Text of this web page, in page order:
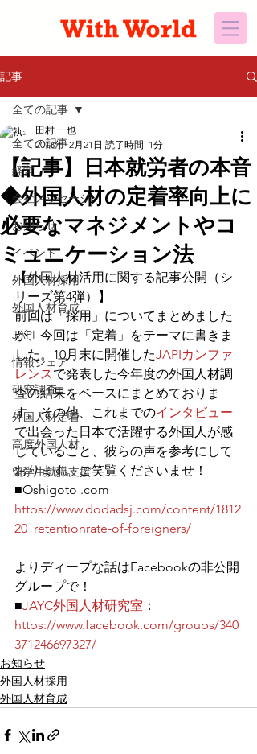
記事
全ての記事
経営
会社メッセージ
お知らせ
イベント
外国人材採用
外国人材育成
JAPI
情報シェア
研究調査
外国人材定着
高度外国人材
留学生就職支援
全ての記事
【記事】日本就労者の本音
◆外国人材の定着率向上に
必要なマネジメントやコ
ミュニケーション法
田村 一也
2018年12月21日 読了時間: 1分
【外国人材活用に関する記事公開（シ
リーズ第4弾）】
前回は「採用」についてまとめました
が、今回は「定着」をテーマに書きま
した。10月末に開催したJAPIカンファ
レンスで発表した今年度の外国人材調
査の結果をベースにまとめておりま
す。その他、これまでのインタビュー
で出会った日本で活躍する外国人が感
じていること、彼らの声を参考にして
おります。ご笑覧くださいませ！
■Oshigoto .com
https://www.dodadsj.com/content/1812
20_retentionrate-of-foreigners/
よりディープな話はFacebookの非公開
グループで！
■JAYC外国人材研究室 ：
https://www.facebook.com/groups/340
371246697327/
お知らせ
外国人材採用
外国人材育成